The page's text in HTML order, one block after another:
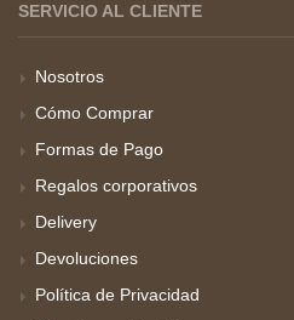
SERVICIO AL CLIENTE
Nosotros
Cómo Comprar
Formas de Pago
Regalos corporativos
Delivery
Devoluciones
Política de Privacidad